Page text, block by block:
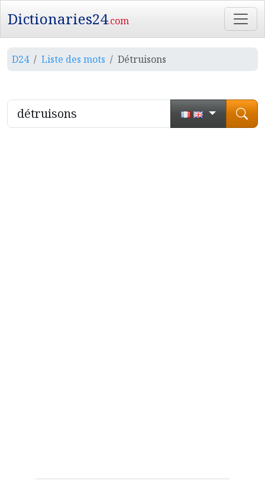
Dictionaries24.com
D24 Liste des mots Détruisons